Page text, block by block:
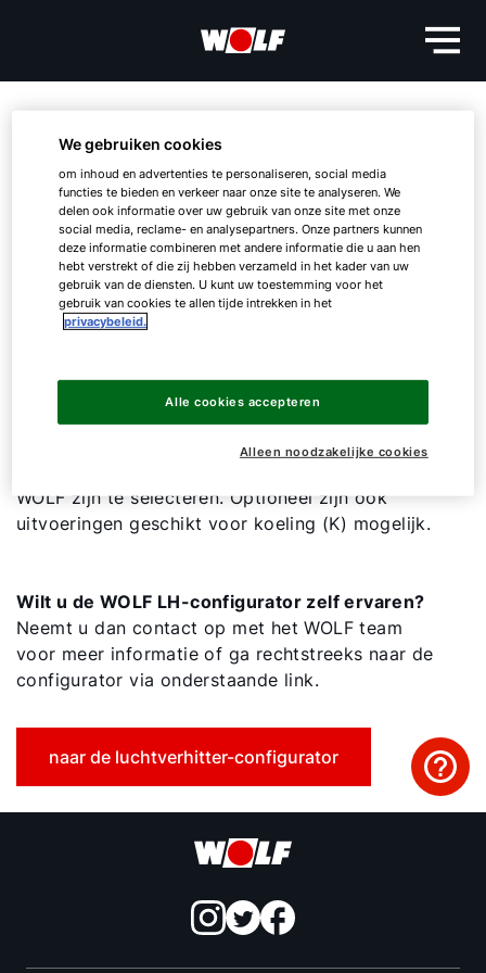
WOLF LH-configurator
WOLF heeft een online configurator
ontwikkeld, waarmee op elk moment van de
dag snel en eenvoudig een luchtverhitter
kan worden geselecteerd.
technische specificaties, zoals luchthoeveelheid
en verwarmingscapaciteit bij iedere
WOLF zijn te selecteren. Optioneel zijn ook
uitvoeringen geschikt voor koeling (K) mogelijk.
Wilt u de WOLF LH-configurator zelf ervaren?
Neemt u dan contact op met het WOLF team
voor meer informatie of ga rechtstreeks naar de
configurator via onderstaande link.
naar de luchtverhitter-configurator
Hallo!
Ik ben professional
Adresgegevens
We gebruiken cookies
om inhoud en advertenties te personaliseren, social media
functies te bieden en verkeer naar onze site te analyseren. We
delen ook informatie over uw gebruik van onze site met onze
social media, reclame- en analysepartners. Onze partners kunnen
deze informatie combineren met andere informatie die u aan hen
hebt verstrekt of die zij hebben verzameld in het kader van uw
gebruik van de diensten. U kunt uw toestemming voor het
gebruik van cookies te allen tijde intrekken in het
privacybeleid.
Alleen noodzakelijke cookies
Alle cookies accepteren